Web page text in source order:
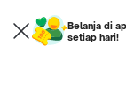
Belanja di
setiap hari!